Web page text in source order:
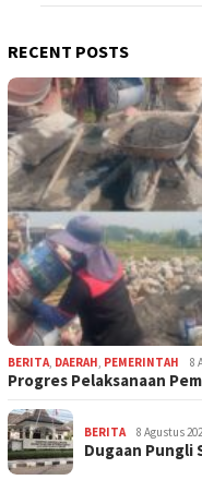
RECENT POSTS
BERITA, DAERAH, PEMERINTAH 8
Progres Pelaksanaan
BERITA 8 Agustus
Dugaan Pungli